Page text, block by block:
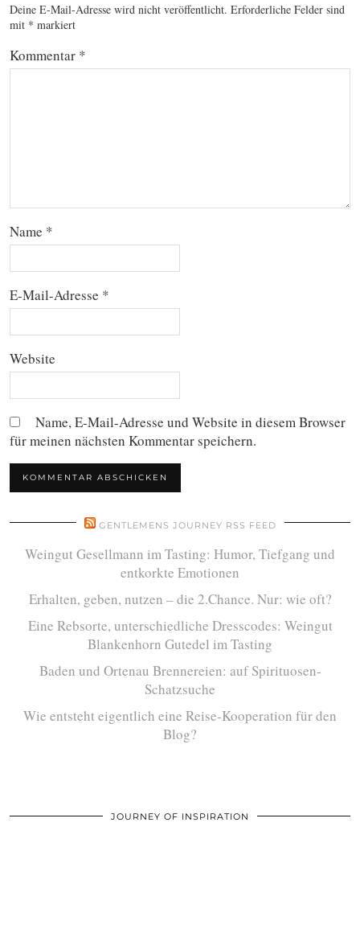
Deine E-Mail-Adresse wird nicht veröffentlicht. Erforderliche Felder sind
mit * markiert
Kommentar *
Name *
E-Mail-Adresse *
Website
Name, E-Mail-Adresse und Website in diesem Browser
für meinen nächsten Kommentar speichern.
GENTLEMENS JOURNEY RSS FEED
Weingut Gesellmann im Tasting: Humor, Tiefgang und
entkorkte Emotionen
Erhalten, geben, nutzen – die 2.Chance. Nur: wie oft?
Eine Rebsorte, unterschiedliche Dresscodes: Weingut
Blankenhorn Gutedel im Tasting
Baden und Ortenau Brennereien: auf Spirituosen-
Schatzsuche
Wie entsteht eigentlich eine Reise-Kooperation für den
Blog?
JOURNEY OF INSPIRATION